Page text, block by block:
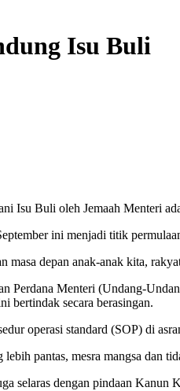
Isu Buli
Isu Buli oleh Jemaah Menteri
ini menjadi titik
masa depan anak-anak kita,
Perdana Menteri (Undang-
bertindak secara berasingan.
operasi standard (SOP) di
pantas, mesra mangsa dan
selaras dengan pindaan Kanun